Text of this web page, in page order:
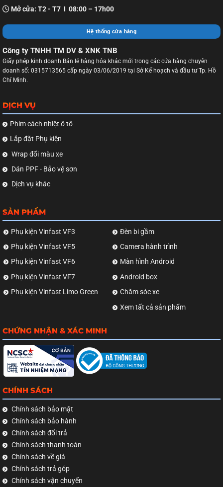
Mở cửa: T2 - T7 I 08:00 – 17h00
Hệ thống cửa hàng
Công ty TNHH TM DV & XNK TNB
Giấy phép kinh doanh Bán lẻ hàng hóa khác mới trong các cửa hàng chuyên
doanh số: 0315713565 cấp ngày 03/06/2019 tại Sở Kế hoạch và đầu tư Tp. Hồ
Chí Minh.
DỊCH VỤ
Phim cách nhiệt ô tô
Lắp đặt Phụ kiện
Wrap đổi màu xe
Dán PPF - Bảo vệ sơn
Dịch vụ khác
SẢN PHẨM
Phụ kiện Vinfast VF3
Phụ kiện Vinfast VF5
Phụ kiện Vinfast VF6
Phụ kiện Vinfast VF7
Phụ kiện Vinfast Limo Green
Đèn bi gầm
Camera hành trình
Màn hình Android
Android box
Chăm sóc xe
Xem tất cả sản phẩm
CHỨNG NHẬN & XÁC MINH
CHÍNH SÁCH
Chính sách bảo mật
Chính sách bảo hành
Chính sách đổi trả
Chính sách thanh toán
Chính sách về giá
Chính sách trả góp
Chính sách vận chuyển